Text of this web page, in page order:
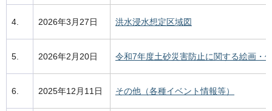
4. 2026年3月27日 洪水浸水想定区域図
5. 2026年2月20日 令和7年度土砂災害防止に関する絵画・
6. 2025年12月11日 その他（各種イベント情報等）